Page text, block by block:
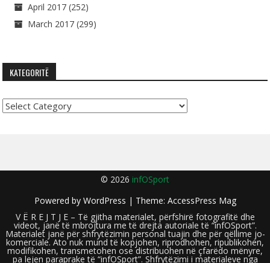
April 2017 (252)
March 2017 (299)
KATEGORITË
Kategoritë
© 2026 infOSport
Powered by WordPress | Theme: AccessPress Mag
V Ë R E J T J E – Të gjitha materialet, përfshirë fotografitë dhe
videot, janë të mbrojtura me të drejta autoriale të “infOSport”.
Materialet janë për shfrytëzimin personal tuajin dhe për qëllime jo-
komerciale. Ato nuk mund të kopjohen, riprodhohen, ripublikohen,
modifikohen, transmetohen ose distribuohen në çfarëdo mënyre,
pa lejen paraprake të “infOSport”. Shfrytëzimi i materialeve nga